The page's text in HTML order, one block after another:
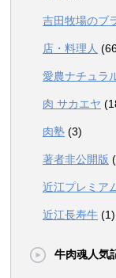
吉田牧場のブ
店・料理人
愛農ナチュラ
肉 サカエヤ
肉塾 (3)
著者非公開版
近江プレミア
近江長寿牛 (1)
牛肉魂人気